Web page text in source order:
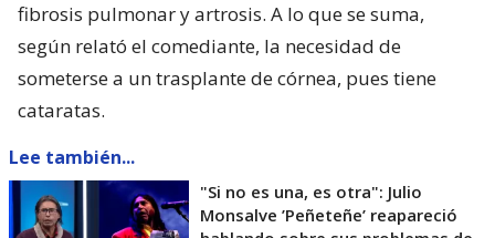
fibrosis pulmonar y artrosis. A lo que se suma,
según relató el comediante, la necesidad de
someterse a un trasplante de córnea, pues tiene
cataratas.
Lee también...
"Si no es una, es otra": Julio
Monsalve ’Peñeteñe’ reapareció